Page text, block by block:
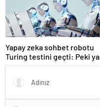
Yapay zeka sohbet robotu
Turing testini geçti: Peki ya
şimdi?